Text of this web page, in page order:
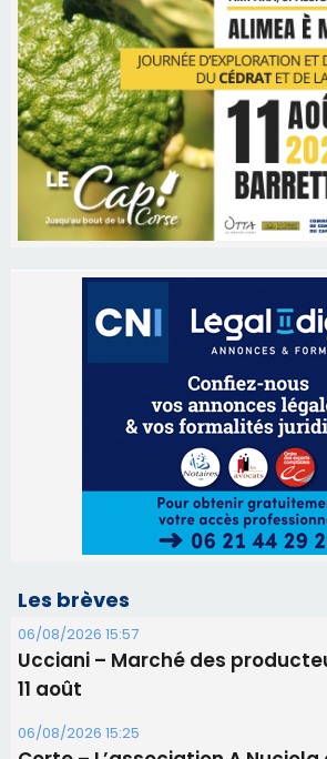
Les brèves
Ucciani – Marché des
Corte – L’association A Nuciola
projection sous les étoiles
Alata - Soirée Tango Argentin
Benedetto
05/08/2026 09:53
Biguglia : messe de la Sainte-
procession le 14 août